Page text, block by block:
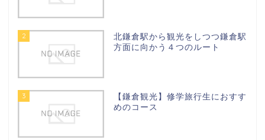
2
北鎌倉駅から観光をしつつ鎌倉駅
方面に向かう４つのルート
3
【鎌倉観光】修学旅行生におすす
めのコース